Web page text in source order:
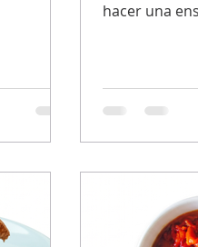
hacer una